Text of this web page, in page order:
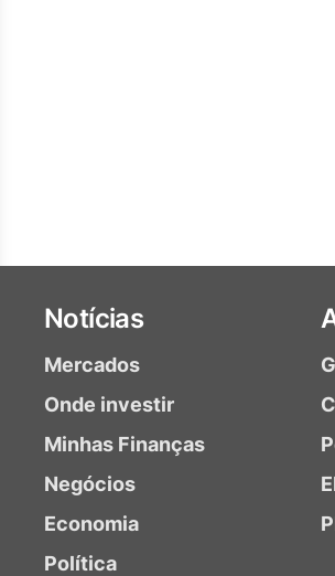
Notícias
Mercados
Onde investir
Minhas Finanças
Negócios
Economia
Política